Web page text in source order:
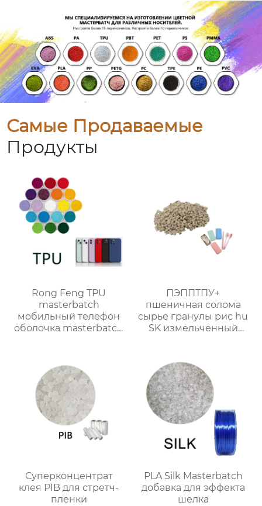
Самые Продаваемые
Продукты
Rong Feng TPU
masterbatch
мобильный телефон
оболочка masterbatch
ПЭППТПУ+
пшеничная солома
сырье гранулы рис hu
SK измельченный
Суперконцентрат
клея PIB для стретч-
пленки
PLA Silk Masterbatch
добавка для эффекта
шелка